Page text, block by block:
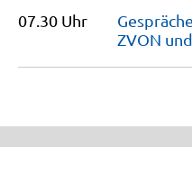
07.30 Uhr
ZVON und